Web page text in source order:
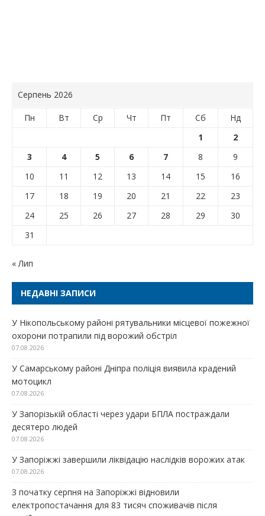
Серпень 2026
Пн Вт Ср Чт Пт Сб
Нд
1
2
3
4 5 6 7 8
9
10
11 12 13 14 15
16
17
18 19 20 21 22
23
24
25 26 27 28 29
30
31
« Лип
НЕДАВНІ ЗАПИСИ
У Нікопольському районі рятувальники місцевої пожежної
охорони потрапили під ворожий обстріл
07.08.2026
У Самарському районі Дніпра поліція виявила крадений
мотоцикл
07.08.2026
У Запорізькій області через удари БПЛА постраждали
десятеро людей
07.08.2026
У Запоріжжі завершили ліквідацію наслідків ворожих атак
07.08.2026
З початку серпня на Запоріжжі відновили
електропостачання для 83 тисяч споживачів після